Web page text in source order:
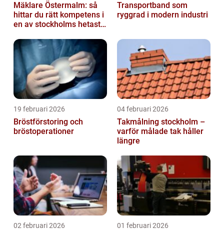
Mäklare Östermalm: så
hittar du rätt kompetens i
en av stockholms hetaste
Transportband som
ryggrad i modern industri
19 februari 2026
Bröstförstoring och
bröstoperationer
04 februari 2026
Takmålning stockholm –
varför målade tak håller
längre
02 februari 2026 01 februari 2026